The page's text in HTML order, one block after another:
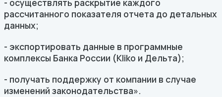
- осуществлять раскрытие каждого
рассчитанного показателя отчета до детальных
данных;
- экспортировать данные в программные
комплексы Банка России (Kliko и Дельта);
- получать поддержку от компании в случае
изменений законодательства».